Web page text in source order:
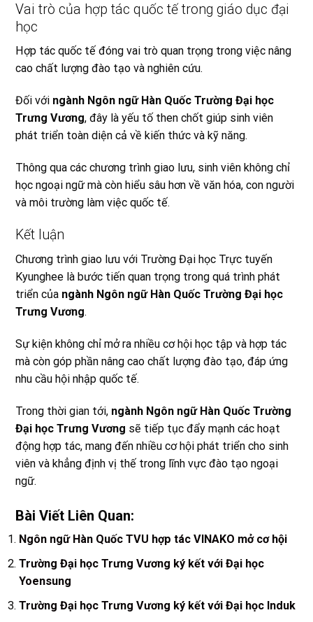
Vai trò của hợp tác quốc tế trong giáo dục đại
học
Hợp tác quốc tế đóng vai trò quan trọng trong việc nâng
cao chất lượng đào tạo và nghiên cứu.
Đối với ngành Ngôn ngữ Hàn Quốc Trường Đại học
Trưng Vương, đây là yếu tố then chốt giúp sinh viên
phát triển toàn diện cả về kiến thức và kỹ năng.
Thông qua các chương trình giao lưu, sinh viên không chỉ
học ngoại ngữ mà còn hiểu sâu hơn về văn hóa, con người
và môi trường làm việc quốc tế.
Kết luận
Chương trình giao lưu với Trường Đại học Trực tuyến
Kyunghee là bước tiến quan trọng trong quá trình phát
triển của ngành Ngôn ngữ Hàn Quốc Trường Đại học
Trưng Vương.
Sự kiện không chỉ mở ra nhiều cơ hội học tập và hợp tác
mà còn góp phần nâng cao chất lượng đào tạo, đáp ứng
nhu cầu hội nhập quốc tế.
Trong thời gian tới, ngành Ngôn ngữ Hàn Quốc Trường
Đại học Trưng Vương sẽ tiếp tục đẩy mạnh các hoạt
động hợp tác, mang đến nhiều cơ hội phát triển cho sinh
viên và khẳng định vị thế trong lĩnh vực đào tạo ngoại
ngữ.
Bài Viết Liên Quan:
Ngôn ngữ Hàn Quốc TVU hợp tác VINAKO mở cơ hội
Trường Đại học Trưng Vương ký kết với Đại học
Yoensung
Trường Đại học Trưng Vương ký kết với Đại học Induk